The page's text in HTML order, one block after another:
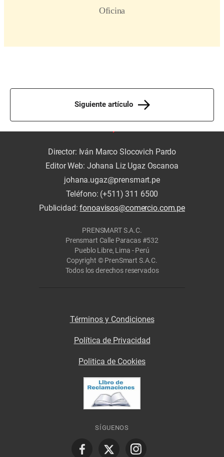
Siguiente artículo
Director: Iván Marco Slocovich Pardo
Editor Web: Johana Liz Ugaz Oscanoa
johana.ugaz@prensmart.pe
Teléfono: (+511) 311 6500
Publicidad:fonoavisos@comercio.com.pe
PRENSMART S.A.C.
Prensmart Calle Paracas #532
Pueblo Libre, Lima - Perú
Copyright © PrenSmart S.A.C.
Todos los derechos reservados
Términos y Condiciones
Política de Privacidad
Politica de Cookies
SÍGUENOS